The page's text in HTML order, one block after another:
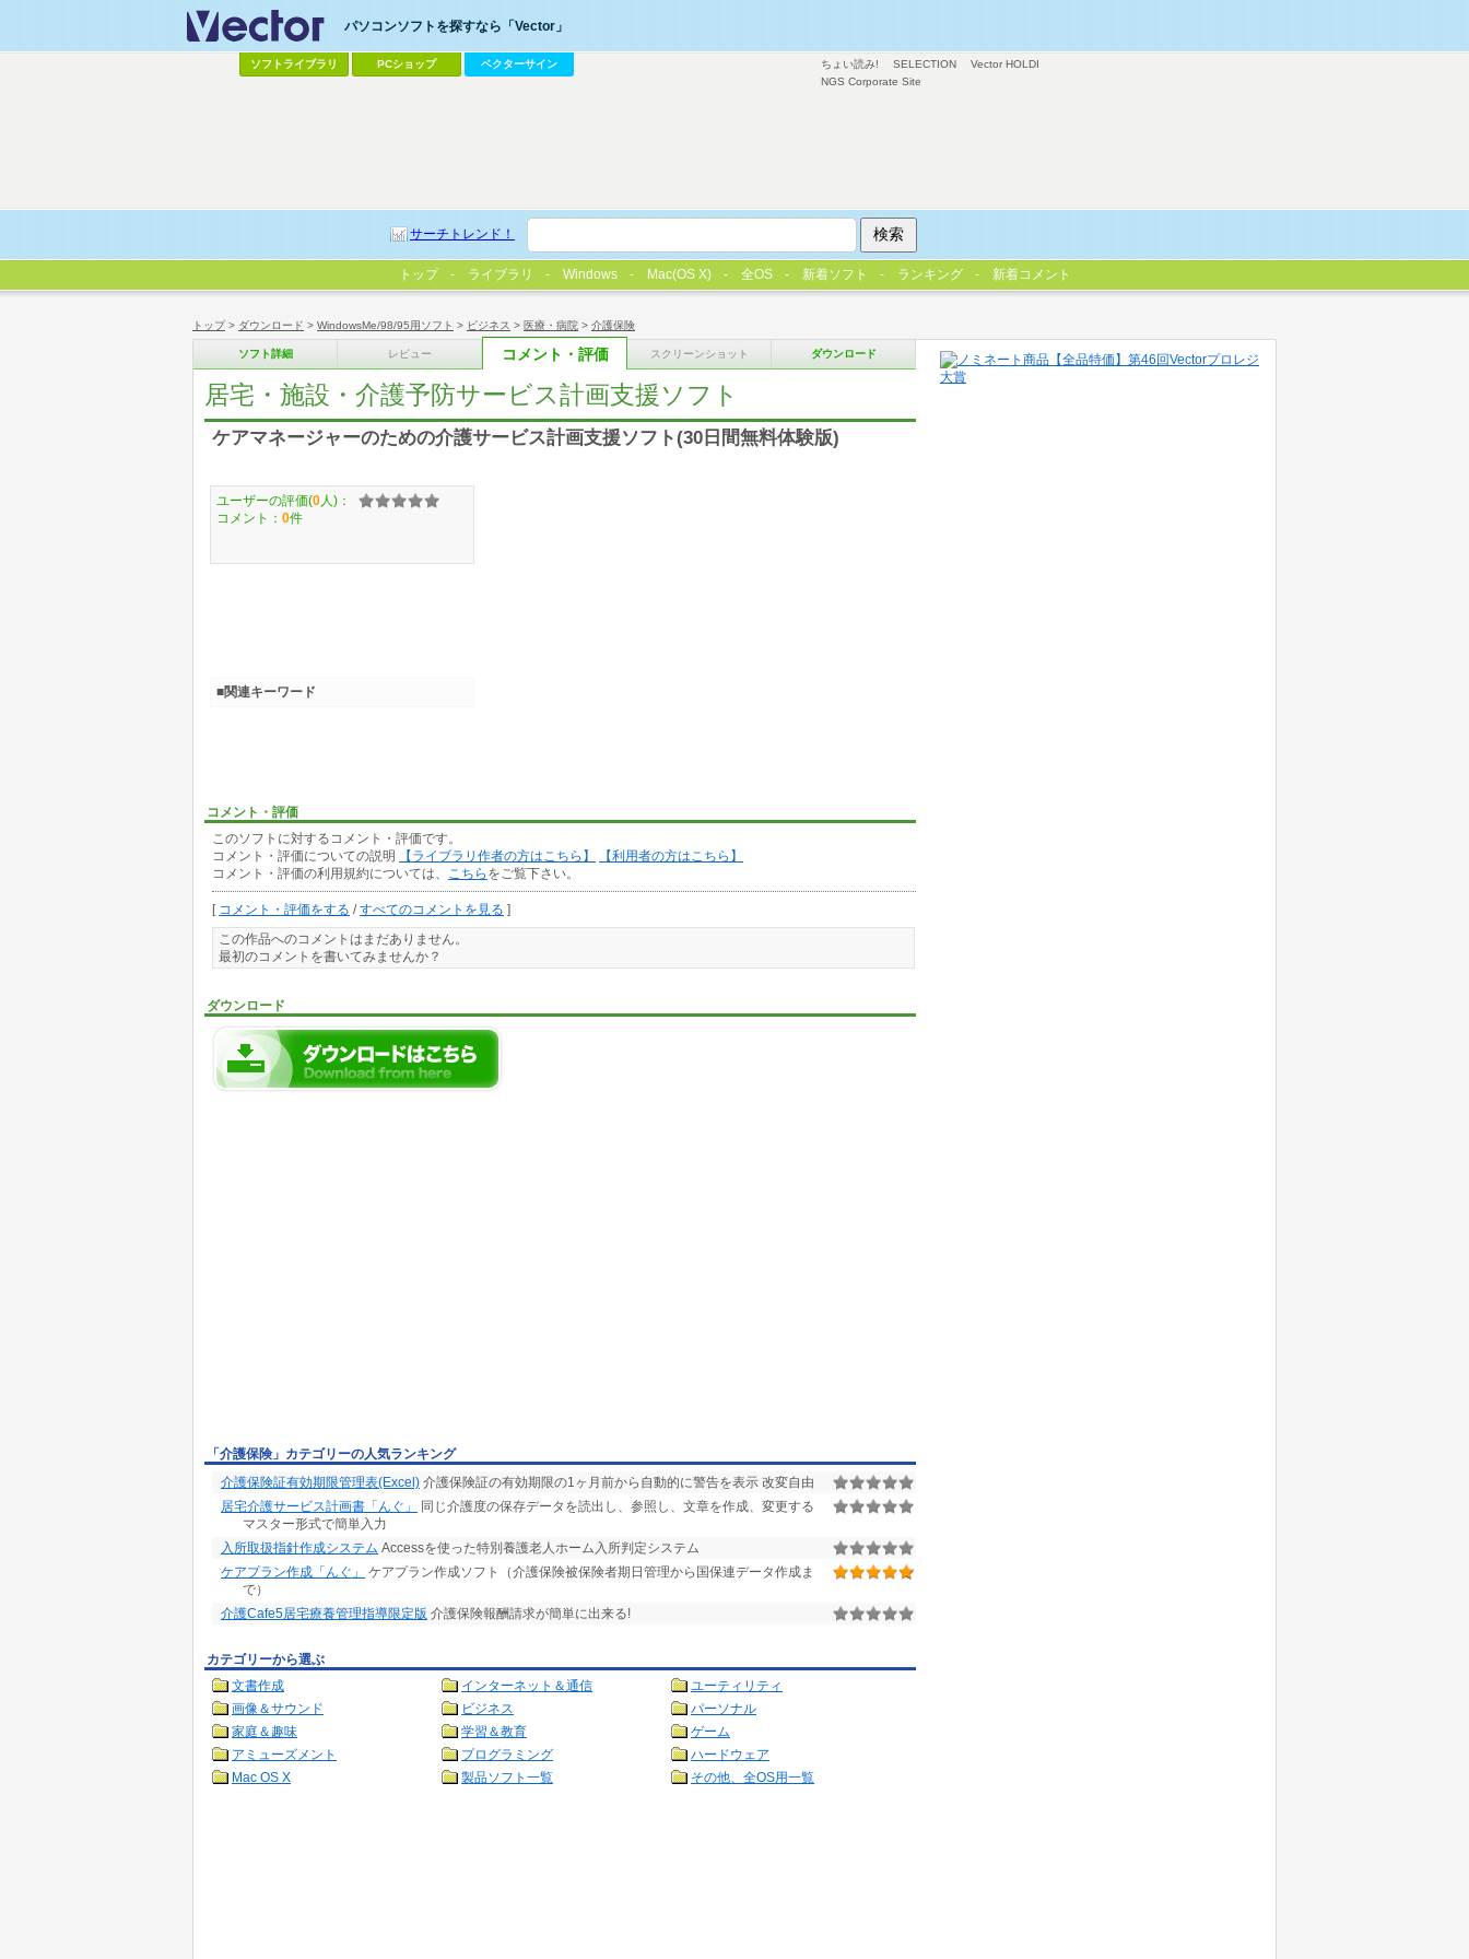
トップ> ダウンロード > WindowsMe/98/95用ソフト > ビジネス > 医療・病院 > 介護保険
ソフト詳細 レビュー コメント・評価 スクリーンショット ダウンロード
居宅・施設・介護予防サービス計画支援ソフト
ケアマネージャーのための介護サービス計画支援ソフト(30日間無料体験版)
コメント・評価
このソフトに対するコメント・評価です。
コメント・評価についての説明
【ライブラリ作者の方はこちら】
【利用者の方はこちら】
コメント・評価の利用規約については、
こちら をご覧下さい。
[ コメント・評価をする /すべてのコメントを見る ]
この作品へのコメントはまだありません。
最初のコメントを書いてみませんか？
ダウンロード
ユーザーの評価(0 人)：
コメント： 0件
■関連キーワード
「介護保険」カテゴリーの人気ランキング
介護保険証有効期限管理表(Excel) 介護保険証の有効期限の1ヶ月前から自動的に警告を表示 改変自由
居宅介護サービス計画書「んぐ」
同じ介護度の保存データを読出し、参照し、文章を作成、変更する
マスター形式で簡単入力
入所取扱指針作成システム Accessを使った特別養護老人ホーム入所判定システム
ケアプラン作成「んぐ」
ケアプラン作成ソフト（介護保険被保険者期日管理から国保連データ作成ま
で）
介護Cafe5居宅療養管理指導限定版 介護保険報酬請求が簡単に出来る!
カテゴリーから選ぶ
文書作成
インターネット＆通信
ユーティリティ
画像＆サウンド
ビジネス
パーソナル
家庭＆趣味
学習＆教育
ゲーム
アミューズメント
プログラミング
ハードウェア
Mac OS X
製品ソフト一覧 その他、全OS用一覧
ちょい読み! SELECTION
Vector HOLDI
NGS Corporate Site
パソコンソフトを探すなら「Vector」
ソフトライブラリ PCショップ ベクターサイン
サーチトレンド！
トップ ライブラリ Windows Mac(OS X) 全OS 新着ソフト ランキング 新着コメント